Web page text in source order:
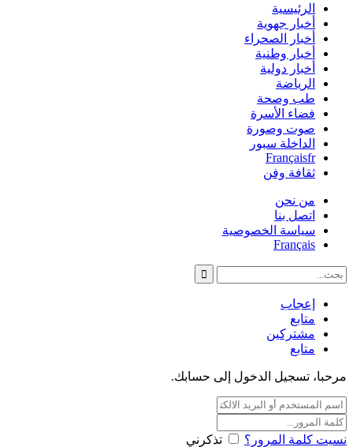
الرئيسية
أخبار جهوية
أخبار الصحراء
أخبار وطنية
أخبار دولية
الرياضة
طب وصحة
فضاء الأسرة
صوت وصورة
الداخلة سبور
Françaisfr
ثقافة وفن
من نحن
اتصل بنا
سياسة الخصوصية
Français
إعجاب
متابع
مشتركين
متابع
مرحبا، تسجيل الدخول إلى حسابك.
نسيت كلمة المرور؟ تذكرني